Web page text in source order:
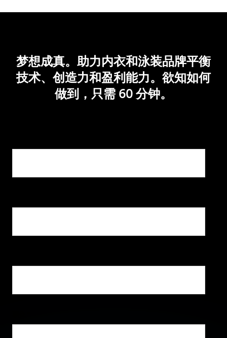
梦想成真。助力内衣和泳装品牌平衡
技术、创造力和盈利能力。欲知如何
做到，只需 60 分钟。